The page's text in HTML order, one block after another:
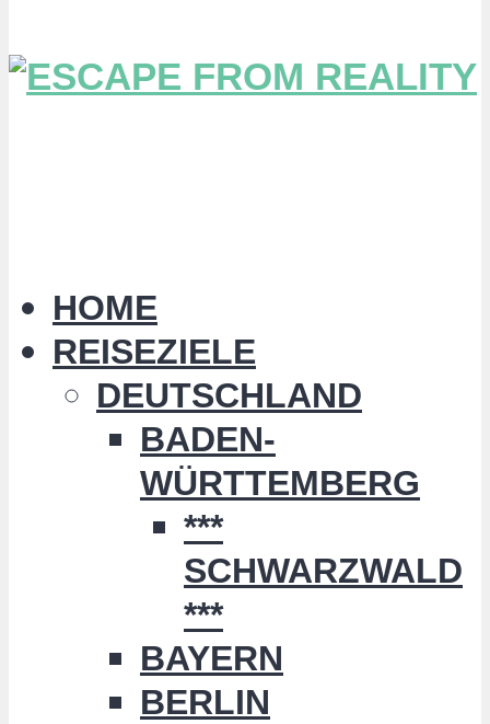
HOME
REISEZIELE
DEUTSCHLAND
BADEN-
WÜRTTEMBERG
***
SCHWARZWALD
***
BAYERN
BERLIN